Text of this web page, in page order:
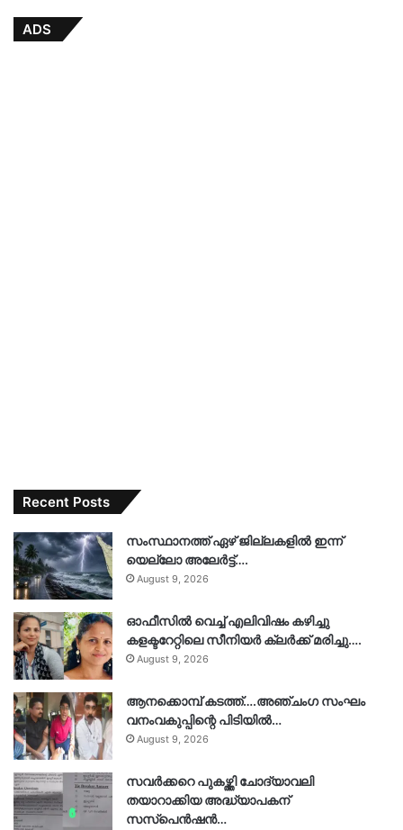
ADS
Recent Posts
സംസ്ഥാനത്ത് ഏഴ് ജില്ലകളില്‍ ഇന്ന്
യെല്ലോ അലേര്‍ട്ട്….
August 9, 2026
ഓഫീസിൽ വെച്ച് എലിവിഷം കഴിച്ചു
കളക്ടറേറ്റിലെ സീനിയർ ക്ലർക്ക് മരിച്ചു….
August 9, 2026
ആനക്കൊമ്പ് കടത്ത്….അഞ്ചംഗ സംഘം
വനംവകുപ്പിന്റെ പിടിയിൽ…
August 9, 2026
സവർക്കറെ പുകഴ്ത്തി ചോദ്യാവലി
തയാറാക്കിയ അദ്ധ്യാപകന്
സസ്പെൻഷൻ…